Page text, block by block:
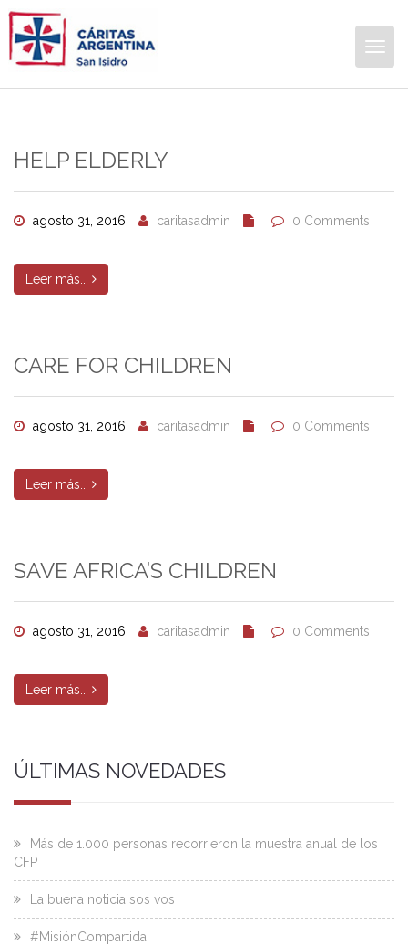
HELP ELDERLY
agosto 31, 2016 caritasadmin 0 Comments
Leer más...
CARE FOR CHILDREN
agosto 31, 2016 caritasadmin 0 Comments
Leer más...
SAVE AFRICA’S CHILDREN
agosto 31, 2016 caritasadmin 0 Comments
Leer más...
ÚLTIMAS NOVEDADES
Más de 1.000 personas recorrieron la muestra anual de los
CFP
La buena noticia sos vos
#MisiónCompartida